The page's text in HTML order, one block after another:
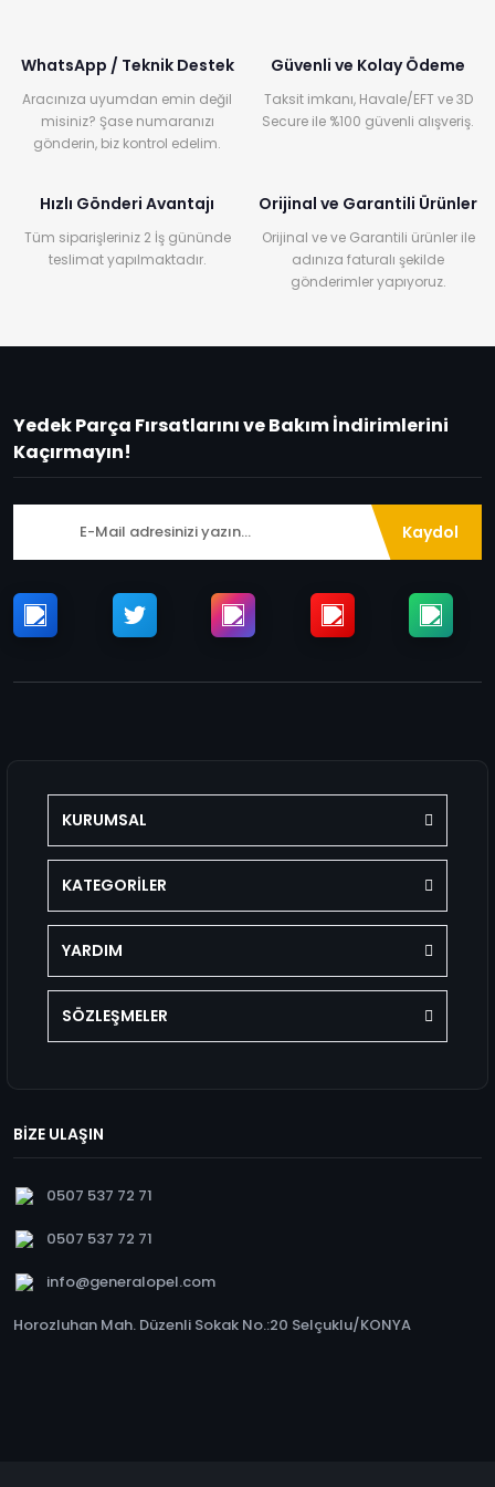
WhatsApp / Teknik Destek
Aracınıza uyumdan emin değil
misiniz? Şase numaranızı
gönderin, biz kontrol edelim.
Güvenli ve Kolay Ödeme
Taksit imkanı, Havale/EFT ve 3D
Secure ile %100 güvenli alışveriş.
Hızlı Gönderi Avantajı
Tüm siparişleriniz 2 İş gününde
teslimat yapılmaktadır.
Orijinal ve Garantili Ürünler
Orijinal ve ve Garantili ürünler ile
adınıza faturalı şekilde
gönderimler yapıyoruz.
Yedek Parça Fırsatlarını ve Bakım İndirimlerini
Kaçırmayın!
Kaydol
KURUMSAL
KATEGORİLER
YARDIM
SÖZLEŞMELER
BİZE ULAŞIN
0507 537 72 71
0507 537 72 71
info@generalopel.com
Horozluhan Mah. Düzenli Sokak No.:20 Selçuklu/KONYA